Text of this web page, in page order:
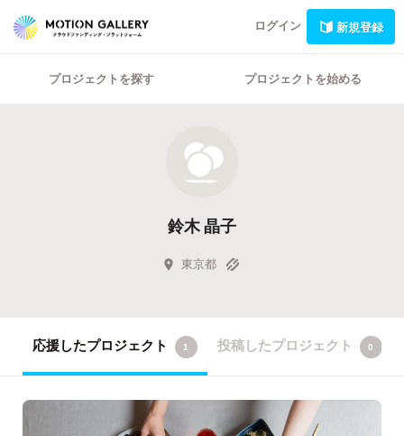
ログイン 新規登録
プロジェクトを探す プロジェクトを始める
鈴木 晶子
東京都
応援したプロジェクト 1 投稿したプロジェクト 0